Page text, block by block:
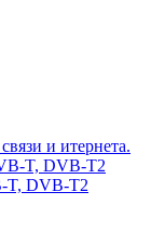
и итернета.
T, DVB-T2
T, DVB-T2